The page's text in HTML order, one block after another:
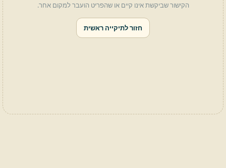
הקישור שביקשת אינו קיים או שהפריט הועבר למקום אחר.
חזור לתיקייה ראשית